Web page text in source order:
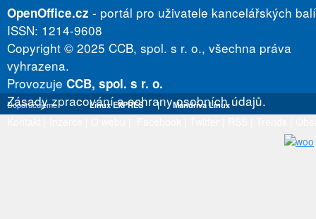
OpenOffice.cz - portál pro uživatele kancelářských
ISSN: 1214-9608
Copyright © 2025 CCB, spol. s r. o., všechna práva
vyhrazena.
Provozuje CCB, spol. s r. o.
Zásady zpracování a ochrany osobních údajů.
Doporučujeme Linux EXPRES | Mandriva Linux